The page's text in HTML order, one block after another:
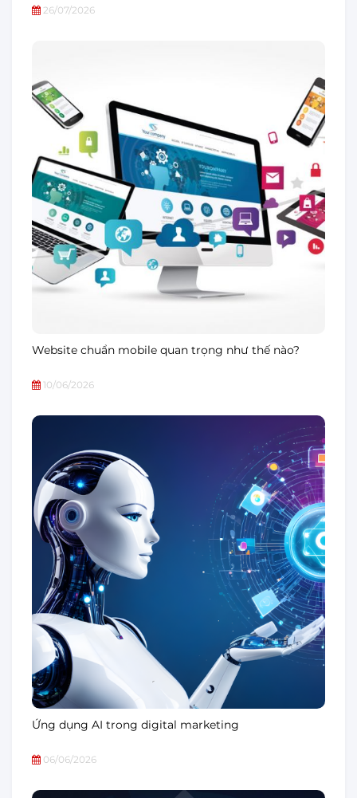
26/07/2026
Website chuẩn mobile quan trọng như thế nào?
10/06/2026
Ứng dụng AI trong digital marketing
06/06/2026